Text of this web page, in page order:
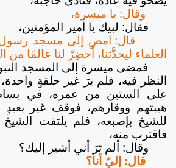
وقال: يا ميسرة،
فقال: لبيك يا أمير المؤمنين،
قال: امضِ إلى مسجد رسول
العلماء ليحدَّثنا، أَحضِرْ لنا عالمًا من
فمضى ميسرة إلى المسجد
النظر فيه، فلم يرَ غير حلقةٍ
على الستين من عمره، في
هيبتهم ووقارهم، فوقف غير بعيدٍ
للشيخ بإصبعه، فلم يلتفت الشيخ
فاقترب منه،
وقال: ألم ترَ أني أشير إليك؟
قال: إليّ أنا؟